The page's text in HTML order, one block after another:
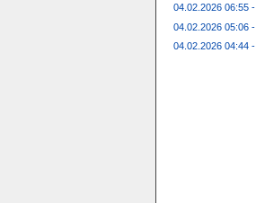
04.02.2026 06:55 -
04.02.2026 05:06 -
04.02.2026 04:44 -